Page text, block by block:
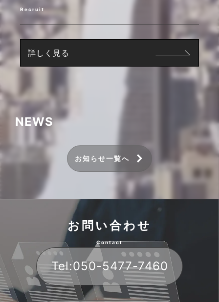
Recruit
詳しく見る
NEWS
お知らせ一覧へ
お問い合わせ
Contact
Tel:050-5477-7460